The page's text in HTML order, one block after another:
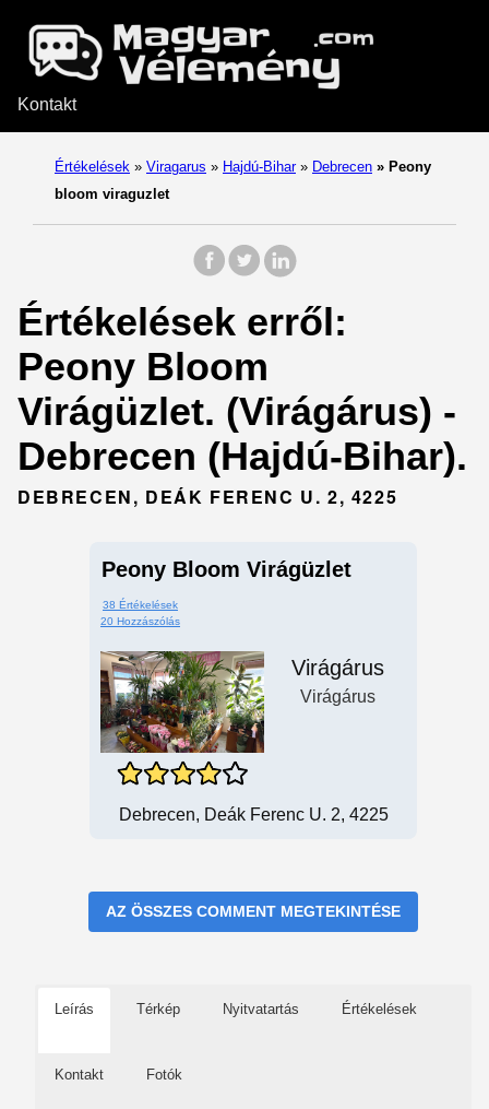
Kontakt
Értékelések » Viragarus » Hajdú-Bihar » Debrecen » Peony
bloom viraguzlet
Értékelések erről:
Peony Bloom
Virágüzlet. (Virágárus) -
Debrecen (Hajdú-Bihar).
DEBRECEN, DEÁK FERENC U. 2, 4225
Peony Bloom Virágüzlet
38 Értékelések
20 Hozzászólás
Virágárus
Virágárus
Debrecen, Deák Ferenc U. 2, 4225
AZ ÖSSZES COMMENT MEGTEKINTÉSE
Leírás Térkép Nyitvatartás Értékelések
Kontakt Fotók